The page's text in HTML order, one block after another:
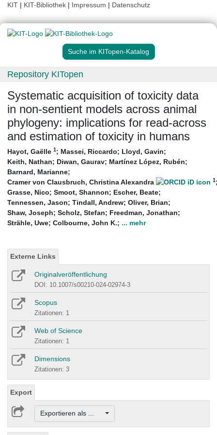
KIT | KIT-Bibliothek | Impressum | Datenschutz
Suche im KITopen-Katalog
Repository KITopen
Systematic acquisition of toxicity data
in non-sentient models across animal
phylogeny: implications for read-across
and estimation of toxicity in humans
Hayot, Gaëlle 1; Massei, Riccardo; Lloyd, Gavin;
Keith, Nathan; Diwan, Gaurav; Martínez López, Rubén;
Barnard, Marianne;
Cramer von Clausbruch, Christina Alexandra
1
Grasse, Nico; Smoot, Shannon; Escher, Beate;
Tennessen, Jason; Tindall, Andrew; Oliver, Brian;
Shaw, Joseph; Scholz, Stefan; Freedman, Jonathan;
Strähle, Uwe; Colbourne, John K.; ... mehr
Externe Links
Originalveröffentlichung
DOI: 10.1007/s00210-024-02974-3
Scopus
Zitationen: 1
Web of Science
Zitationen: 1
Dimensions
Zitationen: 3
Export
Exportieren als ...